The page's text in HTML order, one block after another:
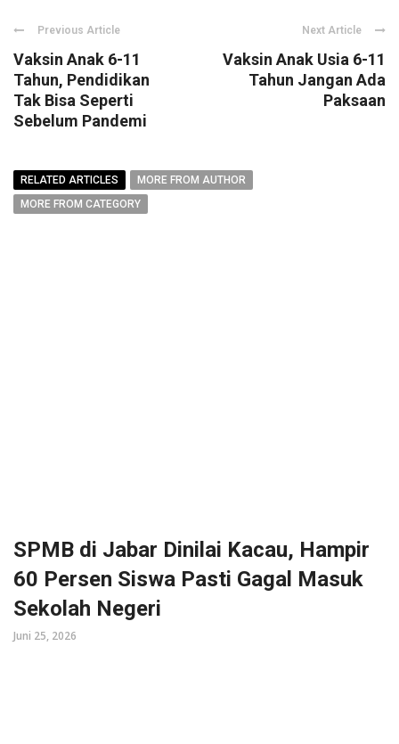
Previous Article
Vaksin Anak 6-11
Tahun, Pendidikan
Tak Bisa Seperti
Sebelum Pandemi
Next Article
Vaksin Anak Usia 6-11
Tahun Jangan Ada
Paksaan
RELATED ARTICLES
MORE FROM AUTHOR
MORE FROM CATEGORY
SPMB di Jabar Dinilai Kacau, Hampir
60 Persen Siswa Pasti Gagal Masuk
Sekolah Negeri
Juni 25, 2026